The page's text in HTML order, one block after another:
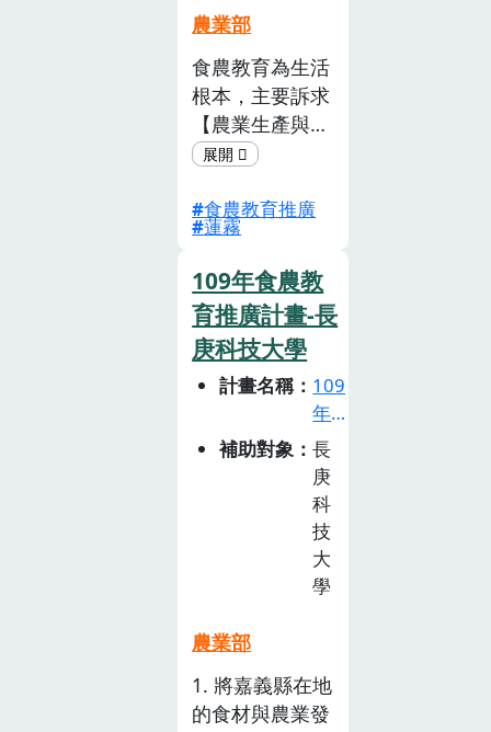
徵
選
活
截
農業部
食農教育為生活
根本，主要訴求
【農業生產與環
境】、【飲食生
【飲食 健康與
消費】等三大架
構，希望透過學
習內容讓我們可
以更認識土地與
環境的連結，
提升鄉內莘莘學
子對家鄉產業文
化的認知。主
題：【蓮霧】，
本會內既有豐富
的場域 資源，
結合轄內青農種
老師設計擬人公
政班班員針對客
家飲食文化解
食農教育推廣
蓮霧
109年食農教
育推廣計畫-長
庚科技大學
計畫名稱
109
年
食
農
教
育
推
廣
選
活
補助對象
長
庚
科
技
大
學
農業部
1. 將嘉義縣在地
的食材與農業發